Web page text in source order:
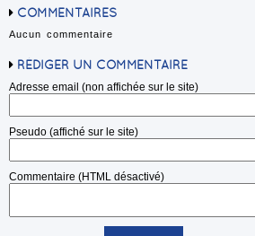
COMMENTAIRES
Aucun commentaire
RÉDIGER UN COMMENTAIRE
Adresse email (non affichée sur le site)
Pseudo (affiché sur le site)
Commentaire (HTML désactivé)